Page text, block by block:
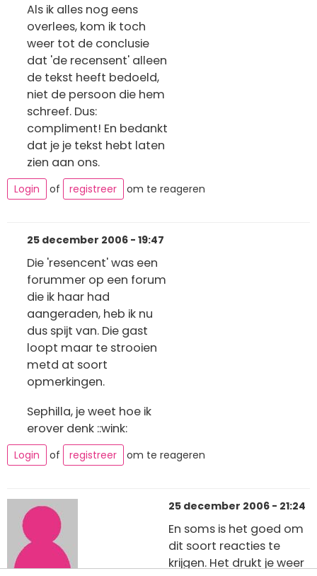
Als ik alles nog eens
overlees, kom ik toch
weer tot de conclusie
dat 'de recensent' alleen
de tekst heeft bedoeld,
niet de persoon die hem
schreef. Dus:
compliment! En bedankt
dat je je tekst hebt laten
zien aan ons.
Login of registreer om te reageren
25 december 2006 - 19:47
Die 'resencent' was een
forummer op een forum
die ik haar had
aangeraden, heb ik nu
dus spijt van. Die gast
loopt maar te strooien
metd at soort
opmerkingen.
Sephilla, je weet hoe ik
erover denk ::wink:
Login of registreer om te reageren
25 december 2006 - 21:24
En soms is het goed om
dit soort reacties te
krijgen. Het drukt je weer